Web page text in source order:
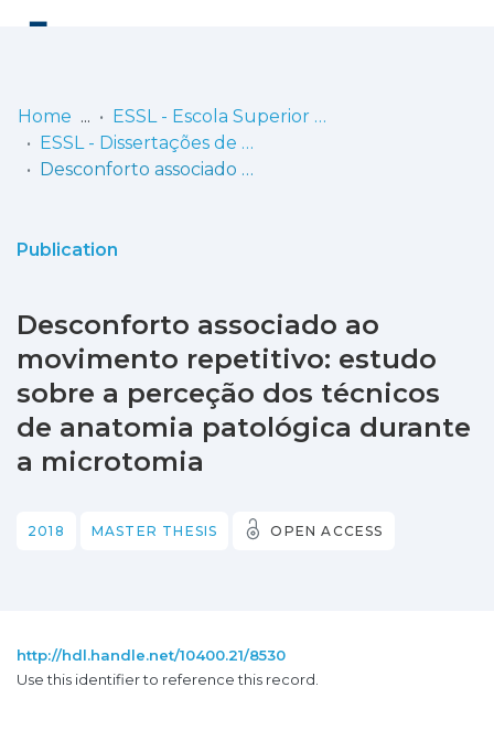
Communities
Statistics
Home
ESSL - Escola Superior de Saúde de Lisboa
ESSL - Dissertações de Mestrado
Desconforto associado ao movimento repetitivo: estudo sobre a perceção dos técnicos de anatomia patológica durante a microtomia
Publication
Desconforto associado ao
movimento repetitivo: estudo
sobre a perceção dos técnicos
de anatomia patológica durante
a microtomia
2018 MASTER THESIS OPEN ACCESS
http://hdl.handle.net/10400.21/8530
Use this identifier to reference this record.